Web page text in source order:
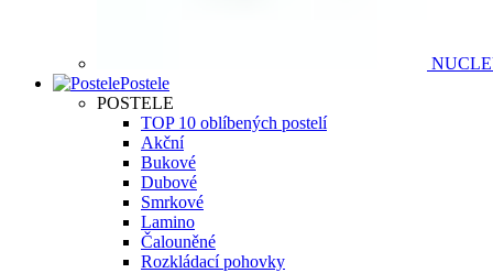
Postele
POSTELE
TOP 10 oblíbených postelí
Akční
Bukové
Dubové
Smrkové
Lamino
Čalouněné
Rozkládací pohovky